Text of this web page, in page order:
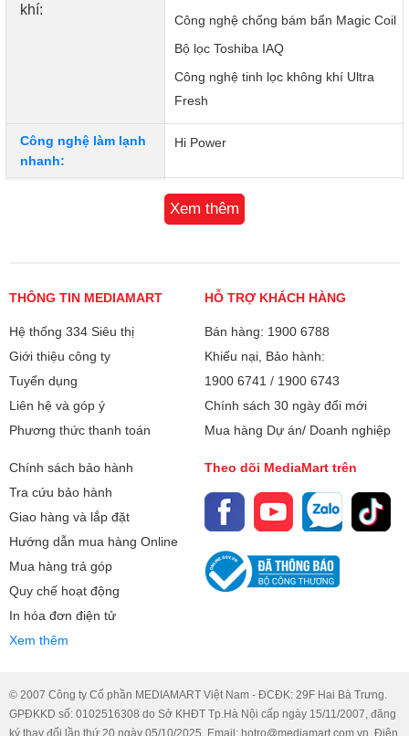
Không khí trong lành nhờ bộ lọc IAQ
Không chỉ làm mát, chiếc điều hòa này còn bảo vệ sức
bỏ bụi mịn, vi khuẩn và các tác nhân gây dị ứng. Không khí
trong phòng luôn được làm sạch liên tục, đặc biệt phù hợp
với gia đình có trẻ nhỏ hoặc người lớn tuổi.
khí:
Công nghệ chống bám bẩn Magic Coil
Bộ lọc Toshiba IAQ
Công nghệ tinh lọc không khí Ultra
Fresh
Công nghệ làm lạnh
nhanh:
Hi Power
R32
Kích thước dàn
lạnh:
Dài 79.8 cm - Cao 29.3 cm - Dày 23
cm - 9 kg
Độ ồn trung bình: 52 dB
Kích thước - Khối
lượng dàn nóng:
Dài 83 cm - Cao 55 cm - Dày 34.5 cm
- 32 kg
Bảo hành
Xuất xứ Thái Lan
Xem thêm
THÔNG TIN MEDIAMART
Hệ thống 334 Siêu thị
Giới thiệu công ty
Tuyển dụng
Liên hệ và góp ý
Phương thức thanh toán
HỖ TRỢ KHÁCH HÀNG
Bán hàng: 1900 6788
Khiếu nại, Bảo hành:
1900 6741 / 1900 6743
Chính sách 30 ngày đổi mới
Mua hàng Dự án/ Doanh nghiệp
Chính sách bảo hành
Tra cứu bảo hành
Giao hàng và lắp đặt
Hướng dẫn mua hàng Online
Mua hàng trả góp
Quy chế hoạt động
In hóa đơn điện tử
Xem thêm
Theo dõi MediaMart trên
© 2007 Công ty Cổ phần MEDIAMART Việt Nam - ĐCĐK: 29F Hai Bà Trưng.
GPĐKKD số: 0102516308 do Sở KHĐT Tp.Hà Nội cấp ngày 15/11/2007, đăng
ký thay đổi lần thứ 20 ngày 05/10/2025. Email: hotro@mediamart.com.vn. Điện